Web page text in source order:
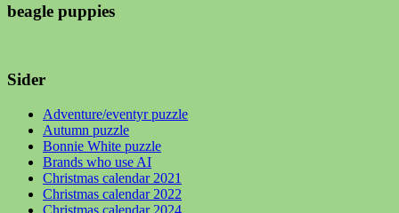
beagle puppies
Sider
Adventure/eventyr puzzle
Autumn puzzle
Bonnie White puzzle
Brands who use AI
Christmas calendar 2021
Christmas calendar 2022
Christmas calendar 2024